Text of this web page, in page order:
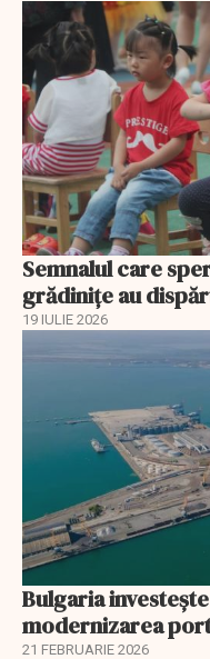
Semnalul care
grădinițe au
19 IULIE 2026
Bulgaria
modernizarea
21 FEBRUARIE 2026